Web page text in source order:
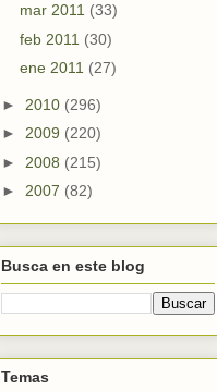
mar 2011 (33)
feb 2011 (30)
ene 2011 (27)
► 2010 (296)
► 2009 (220)
► 2008 (215)
► 2007 (82)
Busca en este blog
Temas